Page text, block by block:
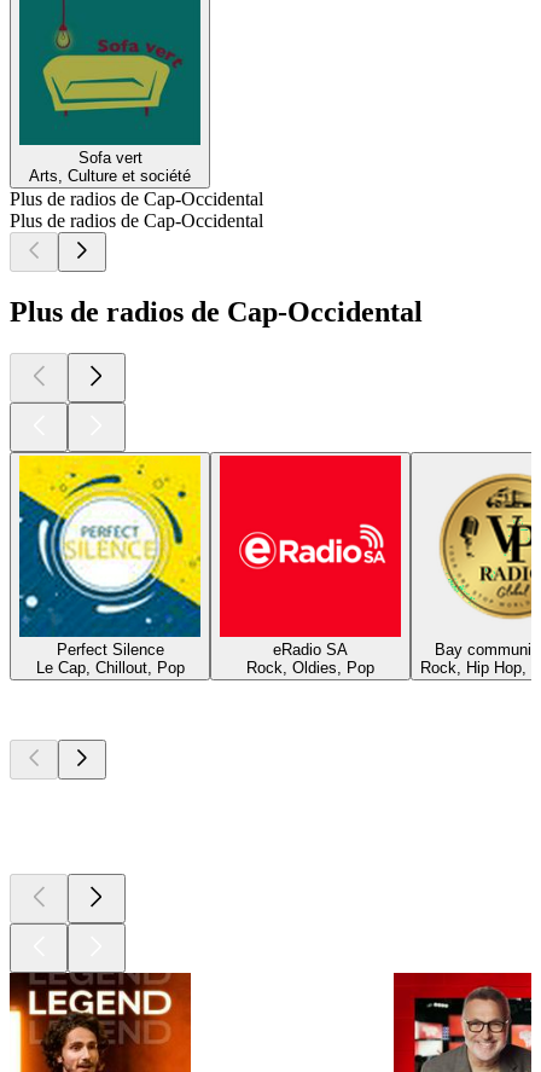
Sofa vert
Arts, Culture et société
Plus de radios de Cap-Occidental
Plus de radios de Cap-Occidental
Plus de radios de Cap-Occidental
Perfect Silence
Le Cap, Chillout, Pop
eRadio SA
Rock, Oldies, Pop
Bay
Rock, Hip Hop,